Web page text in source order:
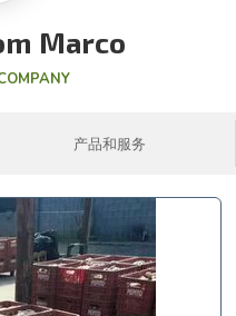
Marco
产品和服务